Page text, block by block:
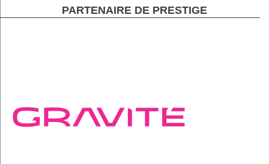
PARTENAIRE DE PRESTIGE